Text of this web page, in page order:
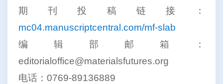
期刊投稿链接：
mc04.manuscriptcentral.com/mf-slab
编辑部邮箱：
editorialoffice@materialsfutures.org
电话：0769-89136889